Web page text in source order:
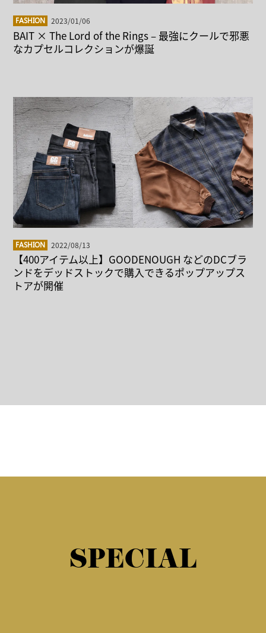
FASHION 2023/01/06
BAIT × The Lord of the Rings – 最強にクールで邪悪
なカプセルコレクションが爆誕
FASHION 2022/08/13
【400アイテム以上】GOODENOUGH などのDCブラ
ンドをデッドストックで購入できるポップアップス
トアが開催
SPECIAL